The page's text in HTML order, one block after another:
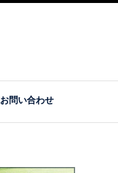
お問い合わせ